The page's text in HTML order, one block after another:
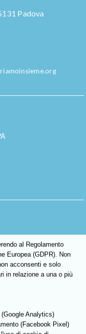
Padova
al Regolamento
Europea (GDPR). Non
acconsenti e solo
in relazione a una o più
Analytics)
(Facebook Pixel)